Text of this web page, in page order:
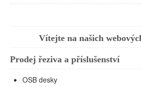
Vítejte na našich
Prodej řeziva a příslušenství
OSB desky